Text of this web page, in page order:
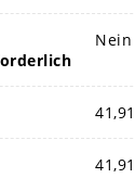
Nein